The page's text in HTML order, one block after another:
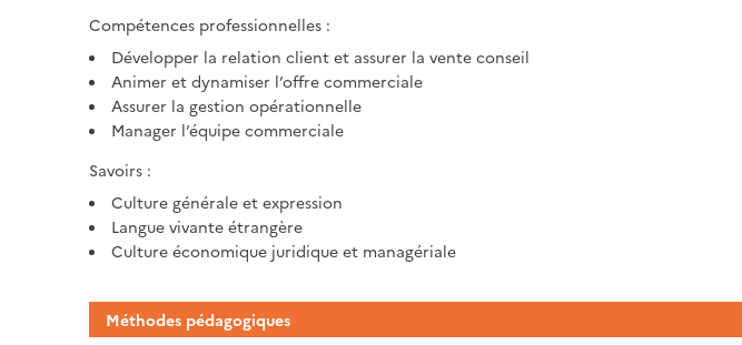
Compétences professionnelles :
Développer la relation client et assurer la vente conseil
Animer et dynamiser l’offre commerciale
Assurer la gestion opérationnelle
Manager l’équipe commerciale
Savoirs :
Culture générale et expression
Langue vivante étrangère
Culture économique juridique et managériale
Méthodes pédagogiques